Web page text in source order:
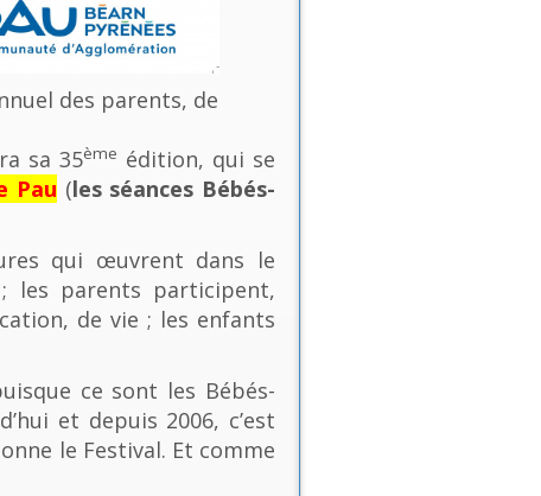
des parents, de
sa 35ème édition, qui se
Pau (les séances Bébés-
qui œuvrent dans le
les parents participent,
de vie ; les enfants
ce sont les Bébés-
et depuis 2006, c’est
le Festival. Et comme